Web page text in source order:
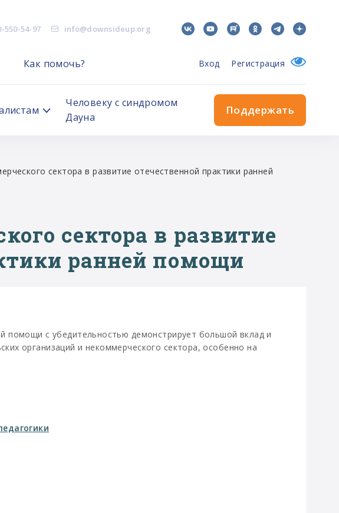
550-54-97 info@downsideup.org
Как помочь? Вход Регистрация
Человеку с синдромом
Дауна
Поддержать
сектора в развитие отечественной практики ранней
сектора в развитие
ранней помощи
помощи с убедительностью демонстрирует большой вклад и
организаций и некоммерческого сектора, особенно на